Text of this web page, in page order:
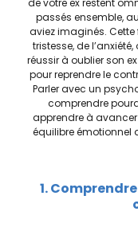
passés ensemble,
aviez imaginés.
tristesse, de
réussir à oublier son
pour reprendre le
Parler avec un
comprendre
apprendre à avancer
équilibre émotionnel
1.